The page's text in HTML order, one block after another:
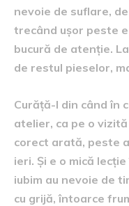
nevoie de suflare,
trecând ușor peste
bucură de atenție.
de restul pieselor,
Curăță-l din când în
atelier, ca pe o
corect arată, peste
ieri. Și e o mică
iubim au nevoie de
cu grijă, întoarce